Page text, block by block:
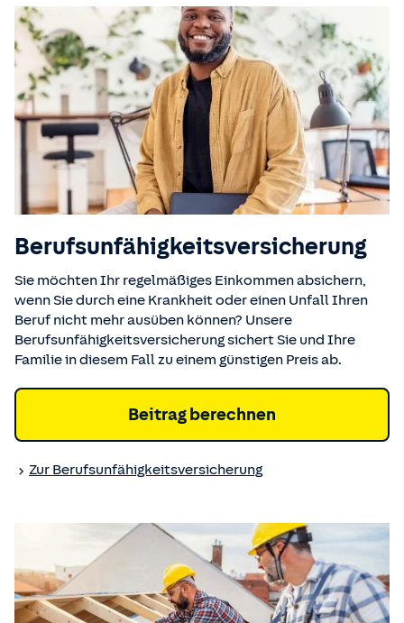
Berufsunfähigkeits­versicherung
Sie möchten Ihr regelmäßiges Einkommen absichern,
wenn Sie durch eine Krankheit oder einen Unfall Ihren
Beruf nicht mehr ausüben können? Unsere
Berufsunfähigkeitsversicherung sichert Sie und Ihre
Familie in diesem Fall zu einem günstigen Preis ab.
Beitrag berechnen
Zur Berufsunfähigkeits­versicherung